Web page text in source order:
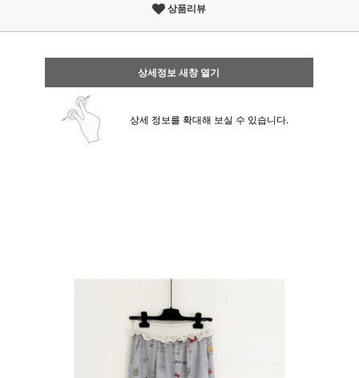
상품리뷰
상세정보 새창 열기
상세 정보를 확대해 보실 수 있습니다.